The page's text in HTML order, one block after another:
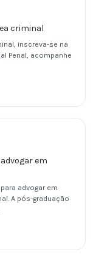
criminal
inscreva-se na
Penal, acompanhe
em
advogar em
A pós-graduação